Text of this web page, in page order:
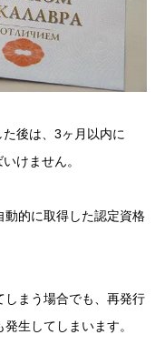
後は、3ヶ月以内に
けません。
動的に取得した認定資格
しまう場合でも、再発行
生してしまいます。